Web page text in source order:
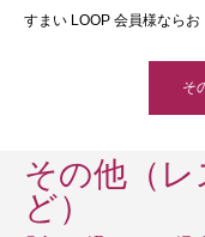
すまい LOOP 会員様ならお
そ
その他（
ど）